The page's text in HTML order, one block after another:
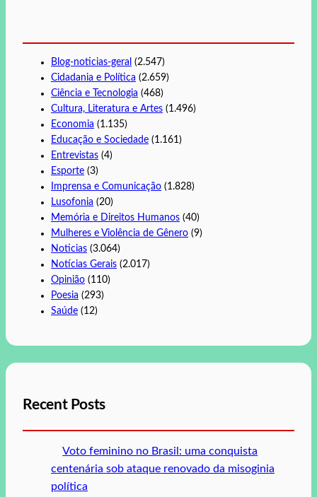
Blog-noticias-geral (2.547)
Cidadania e Política (2.659)
Ciência e Tecnologia (468)
Cultura, Literatura e Artes (1.496)
Economia (1.135)
Educação e Sociedade (1.161)
Entrevistas (4)
Esporte (3)
Imprensa e Comunicação (1.828)
Lusofonia (20)
Memória e Direitos Humanos (40)
Mulheres e Violência de Gênero (9)
Noticias (3.064)
Notícias Gerais (2.017)
Opinião (110)
Poesia (293)
Saúde (12)
Recent Posts
Voto feminino no Brasil: uma conquista
centenária sob ataque renovado da misoginia
política